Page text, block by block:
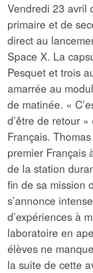
Vendredi 23 avril
primaire et de
direct au
Space X. La
Pesquet et trois
amarrée au
de matinée. «
d’être de retour
Français.
premier Français
de la station
fin de sa mission
s’annonce
d’expériences à
laboratoire en
élèves ne
la suite de cette